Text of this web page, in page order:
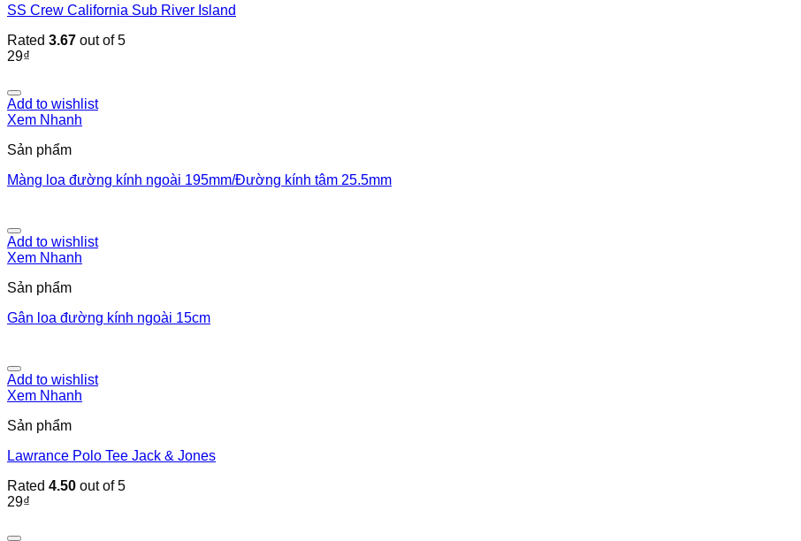
SS Crew California Sub River Island
Rated 3.67 out of 5
29₫
Add to wishlist
Xem Nhanh
Sản phẩm
Màng loa đường kính ngoài 195mm/Đường kính tâm 25.5mm
Add to wishlist
Xem Nhanh
Sản phẩm
Gân loa đường kính ngoài 15cm
Add to wishlist
Xem Nhanh
Sản phẩm
Lawrance Polo Tee Jack & Jones
Rated 4.50 out of 5
29₫